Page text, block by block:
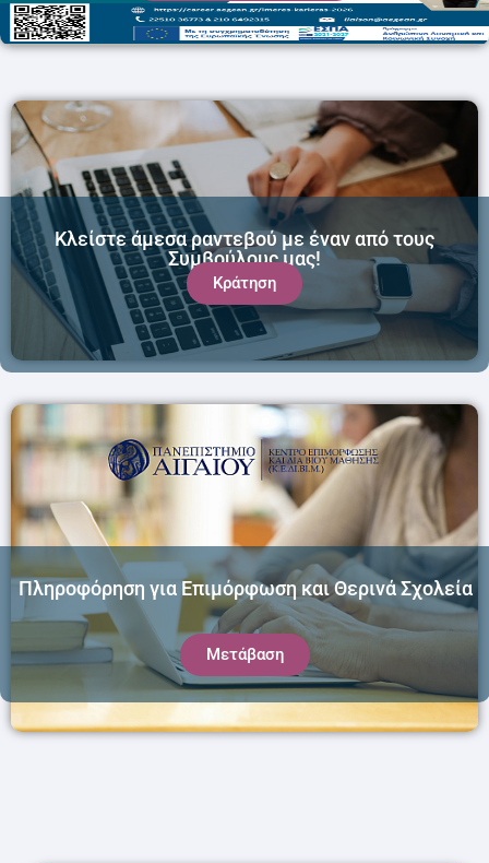
Κράτηση
Κλείστε άμεσα ραντεβού με έναν από τους
Συμβούλους μας!
Πληροφόρηση για Επιμόρφωση και Θερινά Σχολεία
Μετάβαση